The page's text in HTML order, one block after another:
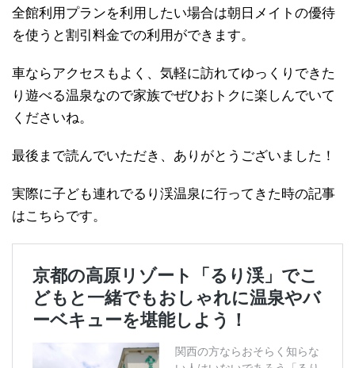
全館利用プランを利用したい場合は朝日メイトの優待
を使うと割引料金での利用ができます。
車ならアクセスもよく、気軽に訪れてゆっくりできた
り遊べる温泉なので家族でぜひおトクに楽しんでいて
くださいね。
最後まで読んでいただき、ありがとうございました！
実際に子ども連れでるり渓温泉に行ってきた時の記事
はこちらです。